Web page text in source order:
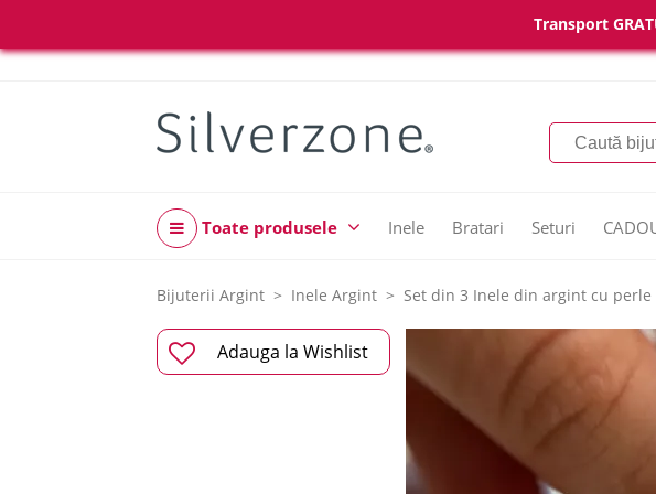
Transport
Toate produsele Inele Bratari Seturi
Bijuterii Argint Inele Argint Set din 3 Inele din argint cu
Adauga la Wishlist